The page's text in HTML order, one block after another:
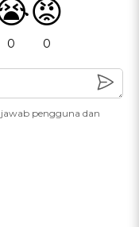
0
😡
0
pengguna dan